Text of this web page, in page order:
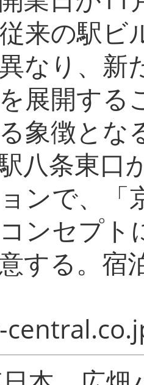
来の駅ビ
なり、新
展開する
象徴とな
八条東口
ンで、「
ンセプト
する。宿